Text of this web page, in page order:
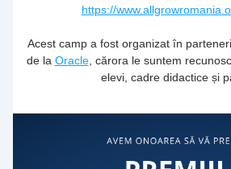
https://
Acest camp a fost organizat în
de la Oracle, cărora le suntem
elevi, cadre didactice și